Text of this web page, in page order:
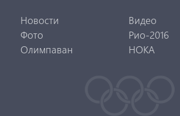
Новости
Видео
Фото
Рио-2016
Олимпаван
НОКА